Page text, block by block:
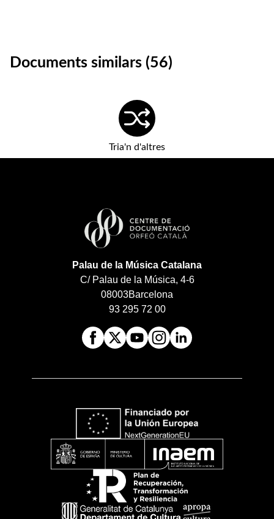
Documents similars (56)
Tria'n d'altres
Palau de la Música Catalana
C/ Palau de la Música, 4-6
08003Barcelona
93 295 72 00